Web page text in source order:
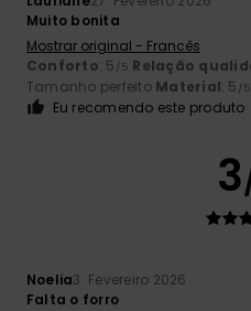
Muito bonita
Mostrar original - Francês
Conforto: 5 /5 Relação
Tamanho perfeito Material: 5 /5
Eu recomendo este produto
3
Noelia3. Fevereiro 2026
Falta o forro